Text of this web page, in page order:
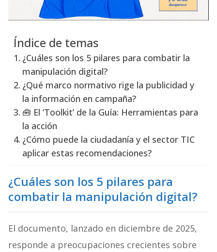
Índice de temas
¿Cuáles son los 5 pilares para combatir la
manipulación digital?
¿Qué marco normativo rige la publicidad y
la información en campaña?
🧰 El ‘Toolkit’ de la Guía: Herramientas para
la acción
¿Cómo puede la ciudadanía y el sector TIC
aplicar estas recomendaciones?
¿Cuáles son los 5 pilares para
combatir la manipulación digital?
El documento, lanzado en diciembre de 2025,
responde a preocupaciones crecientes sobre